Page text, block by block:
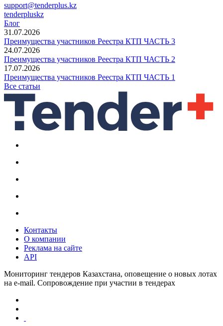
support@tenderplus.kz
tenderpluskz
Блог
31.07.2026
Преимущества участников Реестра КТП ЧАСТЬ 3
24.07.2026
Преимущества участников Реестра КТП ЧАСТЬ 2
17.07.2026
Преимущества участников Реестра КТП ЧАСТЬ 1
Все статьи
Контакты
О компании
Реклама на сайте
API
Мониторинг тендеров Казахстана, оповещение о новых лотах
на e-mail. Сопровождение при участии в тендерах